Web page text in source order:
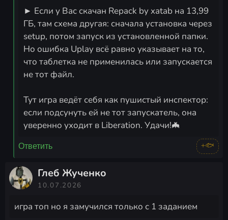
► Если у Вас скачан Repack by xatab на 13,99
ГБ, там схема другая: сначала установка через
setup, потом запуск из установленной папки.
Но ошибка Uplay всё равно указывает на то,
что таблетка не применилась или запускается
не тот файл.
Тут игра ведёт себя как пушистый инспектор:
если подсунуть ей не тот запускатель, она
уверенно уходит в Liberation. Удачи!🦇
Ответить +🐟
Глеб Жученко
10.07.2026
игра топ но я замучился только с 1 заданием